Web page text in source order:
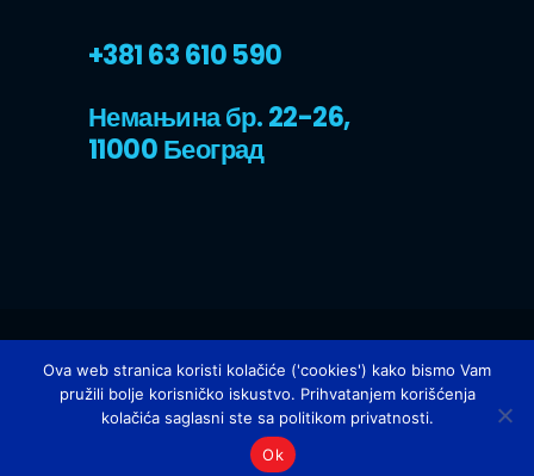
+381 63 610 590
Немањина бр. 22-26,
11000 Београд
Design by:Up web |Израду сајта
финанцијски подржао ГИЗ.
2023 | All Rights Reserved
Ova web stranica koristi kolačiće ('cookies') kako bismo Vam
pružili bolje korisničko iskustvo. Prihvatanjem korišćenja
kolačića saglasni ste sa politikom privatnosti.
Ok